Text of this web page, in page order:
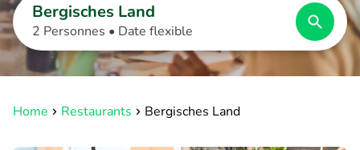
Bergisches Land
2 Personnes • Date flexible
Home Restaurants Bergisches Land